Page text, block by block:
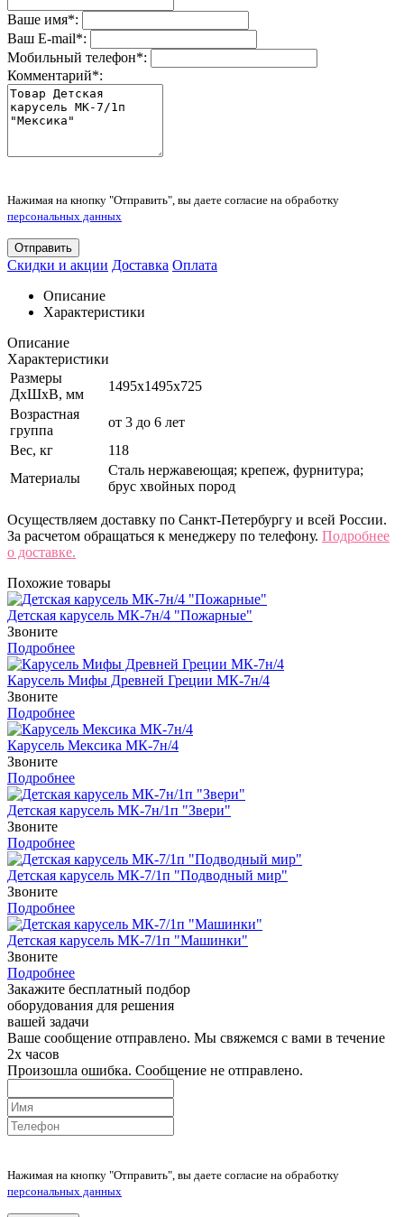
Ваше имя*:
Ваш E-mail*:
Мобильный телефон*:
Комментарий*:
Нажимая на кнопку "Отправить", вы даете согласие на обработку
персональных данных
Отправить
Скидки и акции Доставка Оплата
Описание
Характеристики
Описание
Характеристики
Размеры
ДхШхВ, мм
1495х1495х725
Возрастная
группа
от 3 до 6 лет
Вес, кг
118
Материалы
Сталь нержавеющая; крепеж, фурнитура;
брус хвойных пород
Осуществляем доставку по Санкт-Петербургу и всей России.
За расчетом обращаться к менеджеру по телефону. Подробнее
о доставке.
Похожие товары
Детская карусель МК-7н/4 "Пожарные"
Звоните
Подробнее
Карусель Мифы Древней Греции МК-7н/4
Звоните
Подробнее
Карусель Мексика МК-7н/4
Звоните
Подробнее
Детская карусель МК-7н/1п "Звери"
Звоните
Подробнее
Детская карусель МК-7/1п "Подводный мир"
Звоните
Подробнее
Детская карусель МК-7/1п "Машинки"
Звоните
Подробнее
Закажите бесплатный подбор
оборудования для решения
вашей задачи
Ваше сообщение отправлено. Мы свяжемся с вами в течение
2х часов
Произошла ошибка. Сообщение не отправлено.
Нажимая на кнопку "Отправить", вы даете согласие на обработку
персональных данных